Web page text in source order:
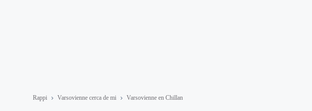
Rappi Varsovienne cerca de mi Varsovienne en Chillan